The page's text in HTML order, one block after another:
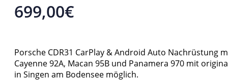
699,00€
Porsche CDR31 CarPlay & Android Auto Nachrüstung
Cayenne 92A, Macan 95B und Panamera 970 mit
in Singen am Bodensee möglich.